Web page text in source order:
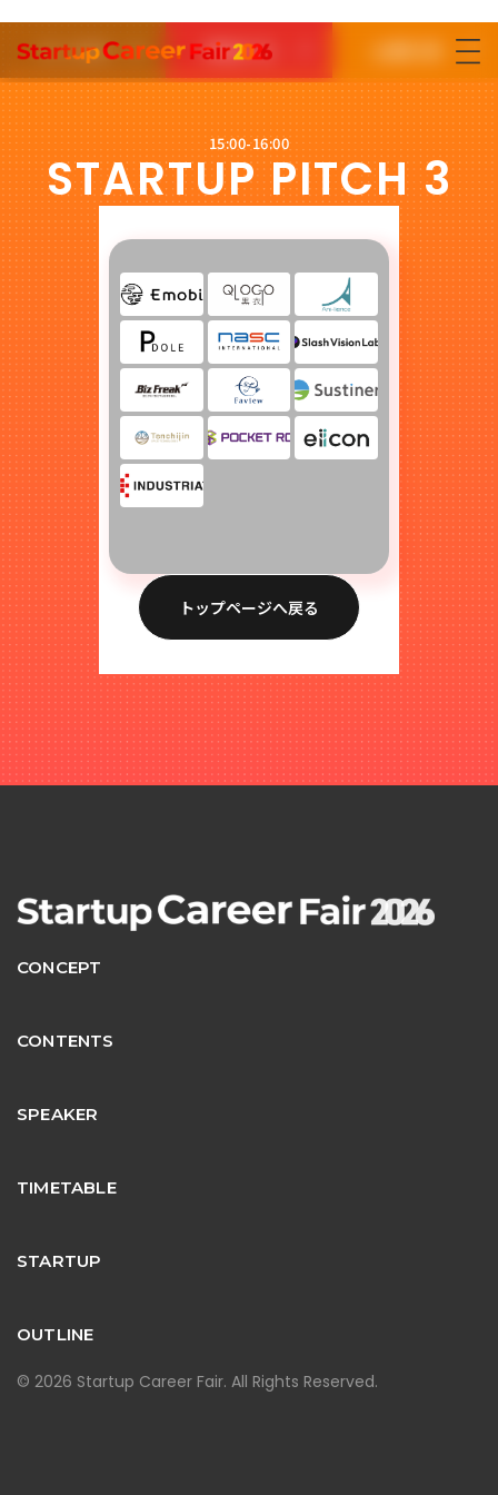
求人情報 参加する
参加する 出展応募はこちら
15:00-16:00
STARTUP PITCH 3
トップページへ戻る
CONCEPT
CONTENTS
SPEAKER
TIMETABLE
STARTUP
OUTLINE
© 2026 Startup Career Fair. All Rights Reserved.